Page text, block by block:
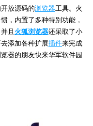
放源码的浏览器工具。火
，内置了多种特别功能，
且 火狐浏览器还采取了小
添加各种扩展插件来完成
器的朋友快来华军软件园